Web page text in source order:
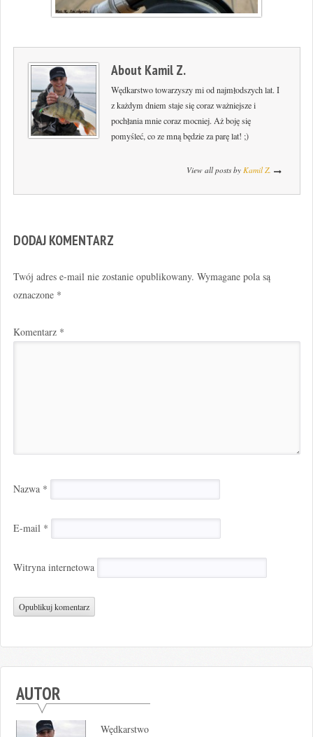
About Kamil Z.
Wędkarstwo towarzyszy mi od najmłodszych lat. I
z każdym dniem staje się coraz ważniejsze i
pochłania mnie coraz mocniej. Aż boję się
pomyśleć, co ze mną będzie za parę lat! ;)
View all posts by Kamil Z.
DODAJ KOMENTARZ
Twój adres e-mail nie zostanie opublikowany. Wymagane pola są
oznaczone *
Komentarz *
Nazwa *
E-mail *
Witryna internetowa
AUTOR
Wędkarstwo